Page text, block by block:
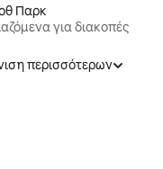
Παρκ
για διακοπές
περισσότερων